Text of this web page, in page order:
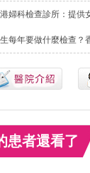
婦科檢查診所：提供
每年要做什麼檢查？
患者還看了